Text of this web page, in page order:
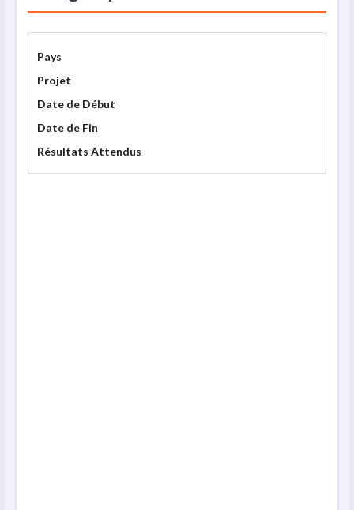
Pays
Projet
Date de Début
Date de Fin
Résultats Attendus